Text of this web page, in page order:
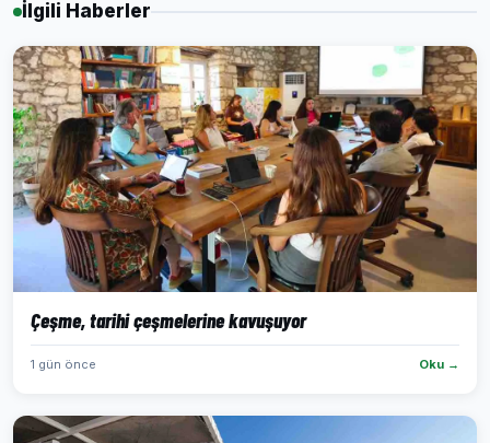
İlgili Haberler
Çeşme, tarihi çeşmelerine kavuşuyor
1 gün önce Oku →